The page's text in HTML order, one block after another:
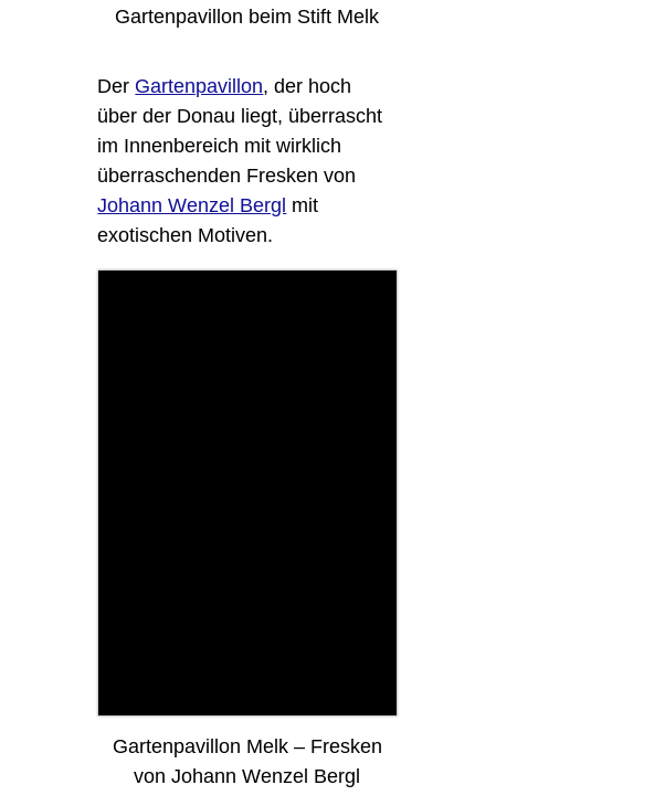
Gartenpavillon beim Stift Melk
Der Gartenpavillon, der hoch
über der Donau liegt, überrascht
im Innenbereich mit wirklich
überraschenden Fresken von
Johann Wenzel Bergl mit
exotischen Motiven.
Gartenpavillon Melk – Fresken
von Johann Wenzel Bergl